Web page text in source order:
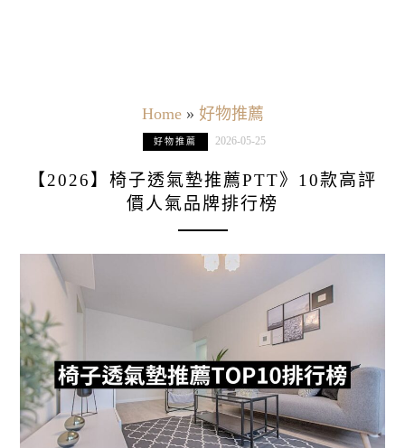
Home» 好物推薦
好物推薦 2026-05-25
【2026】椅子透氣墊推薦PTT》10款高評
價人氣品牌排行榜